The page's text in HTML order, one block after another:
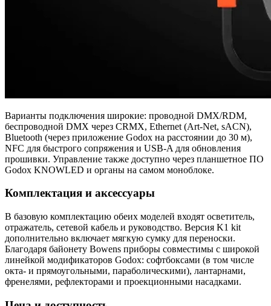
Варианты подключения широкие: проводной DMX/RDM,
беспроводной DMX через CRMX, Ethernet (Art‑Net, sACN),
Bluetooth (через приложение Godox на расстоянии до 30 м),
NFC для быстрого сопряжения и USB‑A для обновления
прошивки. Управление также доступно через планшетное ПО
Godox KNOWLED и органы на самом моноблоке.
Комплектация и аксессуары
В базовую комплектацию обеих моделей входят осветитель,
отражатель, сетевой кабель и руководство. Версия K1 kit
дополнительно включает мягкую сумку для переноски.
Благодаря байонету Bowens приборы совместимы с широкой
линейкой модификаторов Godox: софтбоксами (в том числе
окта‑ и прямоугольными, параболическими), лантарнами,
френелями, рефлекторами и проекционными насадками.